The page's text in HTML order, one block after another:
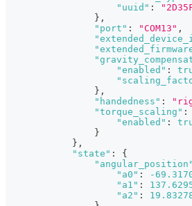
"uuid" :
} ,
"port" : "COM13" ,
"enabled" :
} ,
"handedness" :
"torque_scaling" :
"enabled" :
}
} ,
"state" :
{
"angular_position"
"a0" : -
"a1" :
"a2" :